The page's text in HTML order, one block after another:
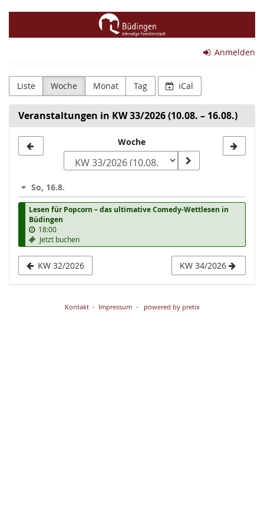
ZumMagistrat
der
Stadt
Büdingen
Anmelden
Liste Woche Monat Tag iCal
Veranstaltungen in KW 33/2026 (10.08. – 16.08.)
zur
auswählen
Woche
So, 16.8.
Lesen für Popcorn – das ultimative Comedy-Wettlesen in
Büdingen
18:00
Jetzt buchen
KW 32/2026 KW 34/2026
Kontakt Impressum powered by pretix